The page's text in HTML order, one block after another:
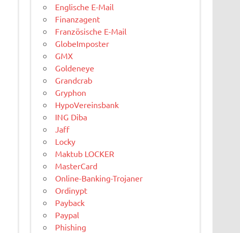
Englische E-Mail
Finanzagent
Französische E-Mail
GlobeImposter
GMX
Goldeneye
Grandcrab
Gryphon
HypoVereinsbank
ING Diba
Jaff
Locky
Maktub LOCKER
MasterCard
Online-Banking-Trojaner
Ordinypt
Payback
Paypal
Phishing